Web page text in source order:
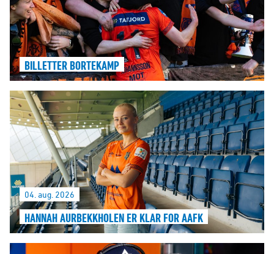
BILLETTER BORTEKAMP
04. aug. 2026
HANNAH AURBEKKHOLEN ER KLAR FOR AAFK